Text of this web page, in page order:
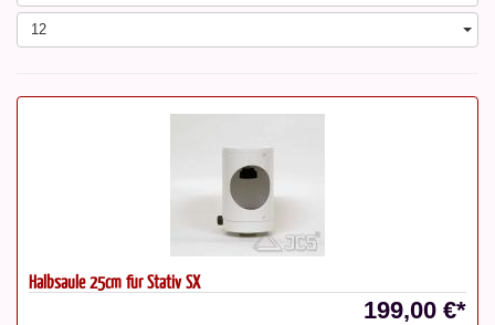
12
Halbsäule 25cm für Stativ SX
199,00 €*